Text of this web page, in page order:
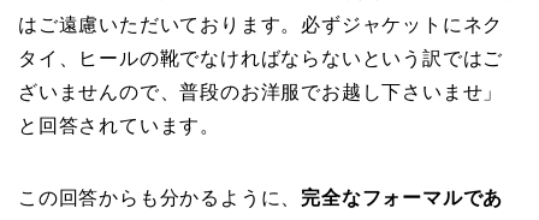
はご遠慮いただいております。必ずジャケットにネク
タイ、ヒールの靴でなければならないという訳ではご
ざいませんので、普段のお洋服でお越し下さいませ」
と回答されています。
この回答からも分かるように、 完全なフォーマルであ